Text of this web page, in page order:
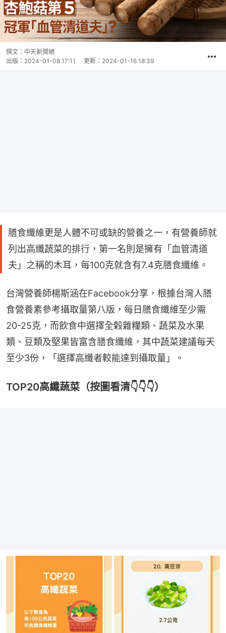
撰文： 中天新聞網
出版： 2024-01-08 17:11 更新： 2024-01-16 18:39
膳食纖維更是人體不可或缺的營養之一，有營養師就
列出高纖蔬菜的排行，第一名則是擁有「血管清道
夫」之稱的木耳，每100克就含有7.4克膳食纖維。
台灣營養師楊斯涵在Facebook分享，根據台灣人膳
食營養素參考攝取量第八版，每日膳食纖維至少需
20-25克，而飲食中選擇全榖雜糧類、蔬菜及水果
類、豆類及堅果皆富含膳食纖維，其中蔬菜建議每天
至少3份，「選擇高纖者較能達到攝取量」。
TOP20高纖蔬菜（按圖看清👇👇👇）